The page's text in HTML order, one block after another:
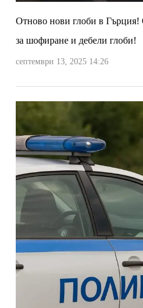
Отново нови глоби в
за шофиране и дебели глоби!
септември 13, 2025 14:26